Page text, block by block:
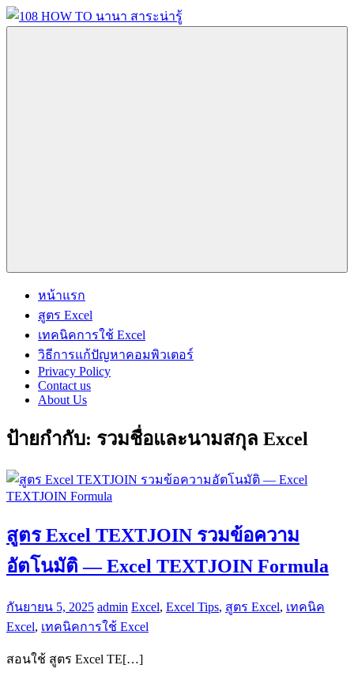
Skip
to
อื่นๆ
มากมาย
หน้าแรก
สูตร Excel
เทคนิคการใช้ Excel
วิธีการแก้ปัญหาคอมพิวเตอร์
Privacy Policy
Contact us
About Us
ป้ายกำกับ: รวมชื่อและนามสกุล Excel
สูตร Excel TEXTJOIN รวมข้อความ
อัตโนมัติ — Excel TEXTJOIN Formula
กันยายน 5, 2025 admin Excel, Excel Tips, สูตร Excel, เทคนิค
Excel, เทคนิคการใช้ Excel
สอนใช้ สูตร Excel TE[…]